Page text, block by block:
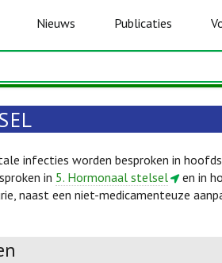
Nieuws Publicaties
infecties worden besproken in
in 5. Hormonaal stelsel en in
naast een niet-medicamenteuze